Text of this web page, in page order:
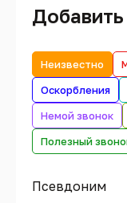
Неизвестно
Оскорбления
Немой звонок
Полезный
Псевдоним